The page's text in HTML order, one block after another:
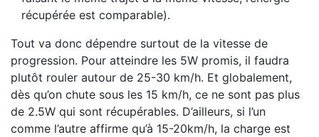
récupérée est comparable).
Tout va donc dépendre surtout de la vitesse de
progression. Pour atteindre les 5W promis, il faudra
plutôt rouler autour de 25-30 km/h. Et globalement,
dès qu’on chute sous les 15 km/h, ce ne sont pas plus
de 2.5W qui sont récupérables. D’ailleurs, si l’un
comme l’autre affirme qu’à 15-20km/h, la charge est